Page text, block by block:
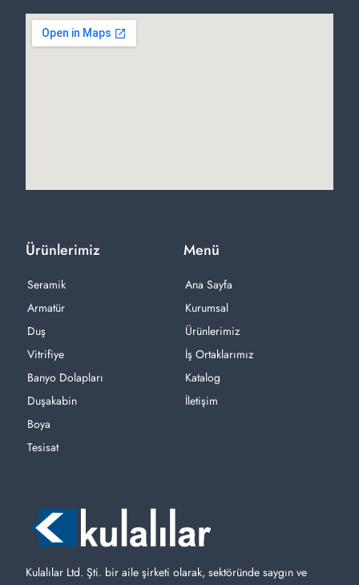
Kulalılar Ltd. Şti. bir aile şirketi olarak, sektöründe saygın ve
Menü
Ana Sayfa
Kurumsal
Ürünlerimiz
İş Ortaklarımız
Katalog
İletişim
Ürünlerimiz
Seramik
Armatür
Duş
Vitrifiye
Banyo Dolapları
Duşakabin
Boya
Tesisat